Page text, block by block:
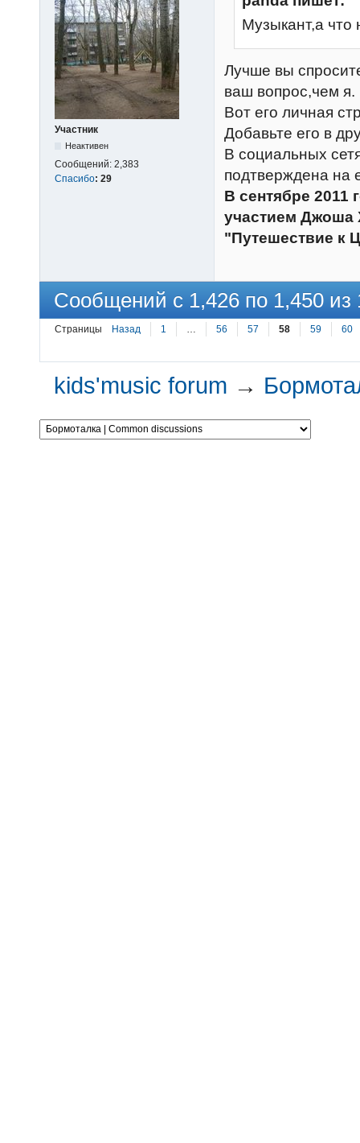
Участник
Неактивен
Сообщений: 2,383
Спасибо: 29
Музыкант,а что
Лучше вы
ваш вопрос,чем я.
Вот его личная
Добавьте его в
В социальных
подтверждена на
В сентябре 2011
участием Джоша
"Путешествие к
Сообщений с 1,426 по 1,450 из
Страницы Назад 1 … 56 57 58 59 60
kids'music forum →